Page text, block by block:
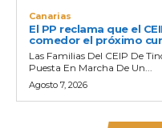
Canarias
El PP reclama que el
comedor el próximo
Las Familias Del CEIP De
Puesta En Marcha De Un...
Agosto 7, 2026